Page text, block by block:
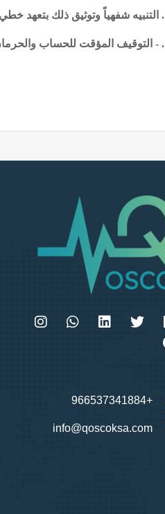
. التنبيه شفهياً وتوثيق ذلك بتعهد خطي
. - التوقيف المؤقت للحساب
+966537341884
info@qoscoksa.com